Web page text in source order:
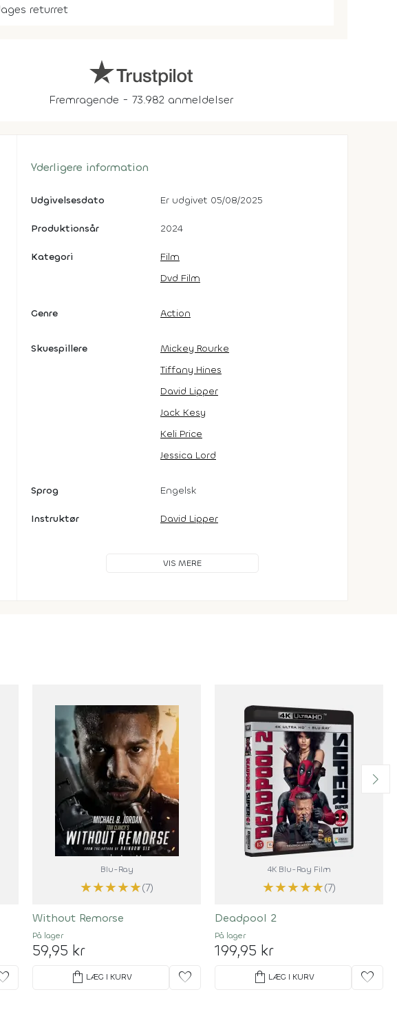
returret
Fremragende - 73.982 anmeldelser
Yderligere information
Udgivelsesdato Er udgivet 05/08/2025
Produktionsår 2024
Kategori
Film
Dvd Film
Genre Action
Skuespillere
Mickey Rourke
Tiffany Hines
David Lipper
Jack Kesy
Keli Price
Jessica Lord
Sprog Engelsk
Instruktør David Lipper
VIS MERE
Blu-Ray
★★★★★(7)
Without Remorse
På lager
59,95 kr
shopping_bag LÆG I KURV favorite
4K Blu-Ray Film
★★★★★(7)
Deadpool 2
På lager
199,95 kr
shopping_bag LÆG I KURV favorite